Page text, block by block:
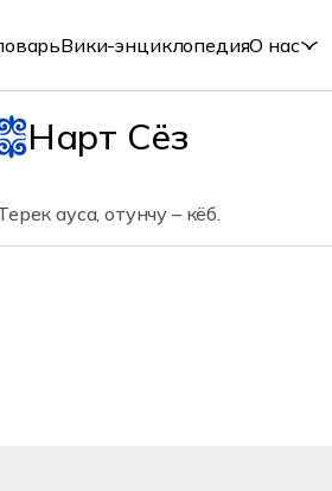
Вики-энциклопедияО нас
Нарт Сёз
ауса, отунчу – кёб.